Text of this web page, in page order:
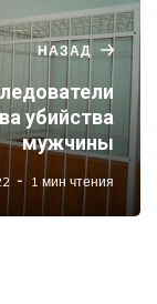
НАЗАД
убийства
мужчины
1 мин чтения